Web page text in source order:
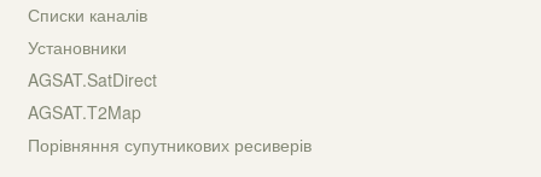
Списки каналів
Установники
AGSAT.SatDirect
AGSAT.T2Map
Порівняння супутникових ресиверів